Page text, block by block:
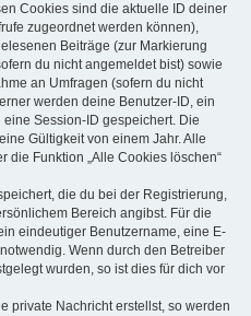
Cookies sind die aktuelle ID deiner
zugeordnet werden können),
Beiträge (zur Markierung
du nicht angemeldet bist) sowie
an Umfragen (sofern du nicht
werden deine Benutzer-ID, ein
Session-ID gespeichert. Die
Gültigkeit von einem Jahr. Alle
die Funktion „Alle Cookies löschen“
die du bei der Registrierung,
Bereich angibst. Für die
eindeutiger Benutzername, eine E-
Wenn durch den Betreiber
wurden, so ist dies für dich vor
private Nachricht erstellst, so werden